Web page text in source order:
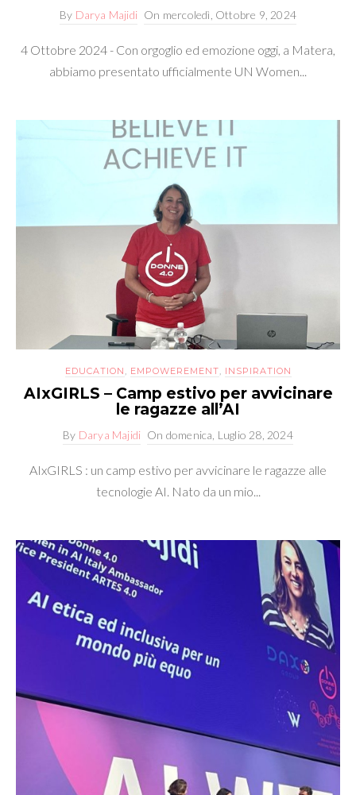
By Darya Majidi On mercoledì, Ottobre 9, 2024
4 Ottobre 2024 - Con orgoglio ed emozione oggi, a Matera,
abbiamo presentato ufficialmente UN Women...
EDUCATION , EMPOWEREMENT, INSPIRATION
AIxGIRLS – Camp estivo per avvicinare
le ragazze all’AI
By Darya Majidi On domenica, Luglio 28, 2024
AIxGIRLS : un camp estivo per avvicinare le ragazze alle
tecnologie AI. Nato da un mio...